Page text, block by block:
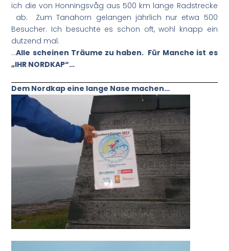
ich die von Honningsvåg aus 500 km lange Radstrecke
ab. Zum Tanahorn gelangen jährlich nur etwa 500
Besucher. Ich besuchte es schon oft, wohl knapp ein
dutzend mal.
…Alle scheinen Träume zu haben. Für Manche ist es
„IHR NORDKAP“…
Dem Nordkap eine lange Nase machen…